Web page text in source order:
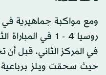
ومع مواكبة جماهيرية
روسيا 4 - 1 في
حيث سحقت ويلز